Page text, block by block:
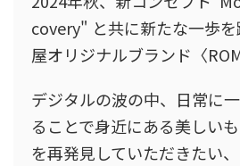
covery" と共に新たな一歩
屋オリジナルブランド〈
デジタルの波の中、日常に
ることで身近にある美しい
を再発見していただきたい